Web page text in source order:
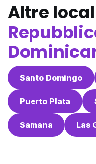
Altre
Santo Domingo
Puerto Plata
Samana Las